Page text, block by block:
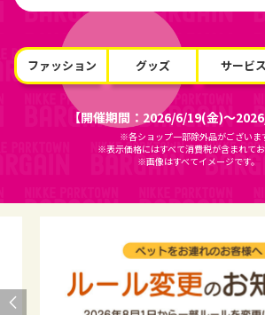
ファッション グッズ サービス
【開催期間：2026/6/19(金)～
※各ショップ一部除外品がございま
※表示価格にはすべて消費税が含まれてお
※画像はすべてイメージです。